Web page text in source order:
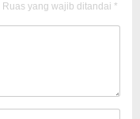
Ruas yang wajib ditandai *